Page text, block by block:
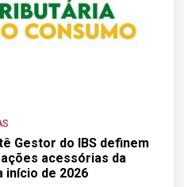
Gestor do IBS definem
acessórias da
início de 2026